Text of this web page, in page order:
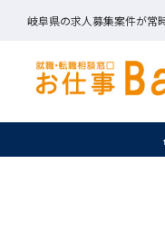
岐阜県の求人募集案件が常